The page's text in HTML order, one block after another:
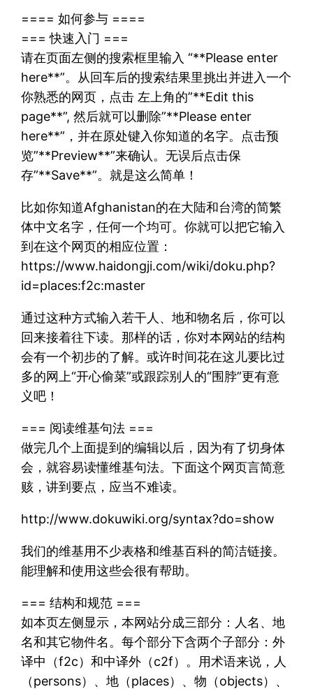
==== 如何参与 ====
=== 快速入门 ===
请在页面左侧的搜索框里输入 “**Please enter
here**”。从回车后的搜索结果里挑出并进入一个
你熟悉的网页，点击 左上角的”**Edit this
page**”, 然后就可以删除”**Please enter
here**”，并在原处键入你知道的名字。点击预
览”**Preview**”来确认。无误后点击保
存”**Save**”。就是这么简单！
比如你知道Afghanistan的在大陆和台湾的简繁
体中文名字，任何一个均可。你就可以把它输入
到在这个网页的相应位置：
https://www.haidongji.com/wiki/doku.php?
id=places:f2c:master
通过这种方式输入若干人、地和物名后，你可以
回来接着往下读。那样的话，你对本网站的结构
会有一个初步的了解。或许时间花在这儿要比过
多的网上“开心偷菜”或跟踪别人的“围脖”更有意
义吧！
=== 阅读维基句法 ===
做完几个上面提到的编辑以后，因为有了切身体
会，就容易读懂维基句法。下面这个网页言简意
赅，讲到要点，应当不难读。
http://www.dokuwiki.org/syntax?do=show
我们的维基用不少表格和维基百科的简洁链接。
能理解和使用这些会很有帮助。
=== 结构和规范 ===
如本页左侧显示，本网站分成三部分：人名、地
名和其它物件名。每个部分下含两个子部分：外
译中（f2c）和中译外（c2f）。用术语来说，人
（persons）、地（places）、物（objects）、